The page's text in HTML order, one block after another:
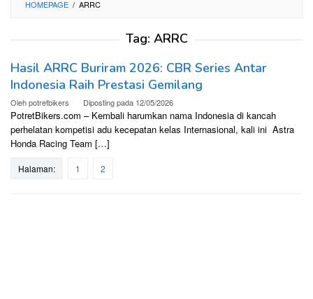
HOMEPAGE / ARRC
Tag: ARRC
Hasil ARRC Buriram 2026: CBR Series Antar
Indonesia Raih Prestasi Gemilang
Olehpotretbikers Diposting pada 12/05/2026
PotretBikers.com – Kembali harumkan nama Indonesia di kancah
perhelatan kompetisi adu kecepatan kelas Internasional, kali ini Astra
Honda Racing Team […]
Halaman: 1 2